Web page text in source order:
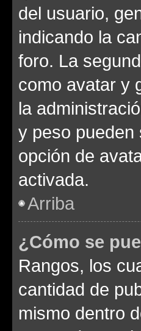
del usuario,
indicando la
foro. La
como avatar y
la
y peso pueden
opción de
activada.
Arriba
¿Cómo se
Rangos, los
cantidad de
mismo dentro